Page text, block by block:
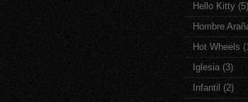
Hello Kitty (5)
Hombre
Hot Wheels
Iglesia (3)
Infantil (2)